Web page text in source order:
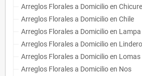
Arreglos Florales a Domicilio en
Arreglos Florales a Domicilio en Chile
Arreglos Florales a Domicilio en Lampa
Arreglos Florales a Domicilio en
Arreglos Florales a Domicilio en
Arreglos Florales a Domicilio en Nos